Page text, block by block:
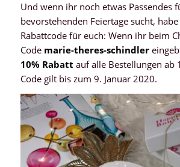
Und wenn ihr noch etwas Passendes
bevorstehenden Feiertage sucht,
Rabattcode für euch: Wenn ihr beim
Code marie-theres-schindler
10% Rabatt auf alle Bestellungen ab
Code gilt bis zum 9. Januar 2020.